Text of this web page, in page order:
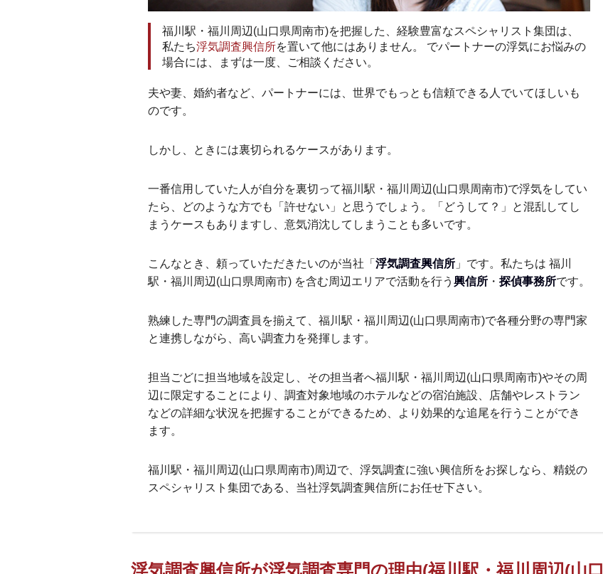
福川駅・福川周辺(山口県周南市)を把握した、経験豊富なスペシャリスト集団は、
私たち浮気調査興信所を置いて他にはありません。 でパートナーの浮気にお悩みの
場合には、まずは一度、ご相談ください。
夫や妻、婚約者など、パートナーには、世界でもっとも信頼できる人でいてほしいも
のです。
しかし、ときには裏切られるケースがあります。
一番信用していた人が自分を裏切って福川駅・福川周辺(山口県周南市)で浮気をしてい
たら、どのような方でも「許せない」と思うでしょう。「どうして？」と混乱してし
まうケースもありますし、意気消沈してしまうことも多いです。
こんなとき、頼っていただきたいのが当社「浮気調査興信所 」です。私たちは 福川
駅・福川周辺(山口県周南市) を含む周辺エリアで活動を行う 興信所 ・ 探偵事務所です。
熟練した専門の調査員を揃えて、福川駅・福川周辺(山口県周南市)で各種分野の専門家
と連携しながら、高い調査力を発揮します。
担当ごどに担当地域を設定し、その担当者へ福川駅・福川周辺(山口県周南市)やその周
辺に限定することにより、調査対象地域のホテルなどの宿泊施設、店舗やレストラン
などの詳細な状況を把握することができるため、より効果的な追尾を行うことができ
ます。
福川駅・福川周辺(山口県周南市)周辺で、浮気調査に強い興信所をお探しなら、精鋭の
スペシャリスト集団である、当社浮気調査興信所にお任せ下さい。
浮気調査興信所が浮気調査専門の理由(福川駅・福川周辺(山口